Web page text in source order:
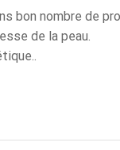
bon nombre de
de la peau.